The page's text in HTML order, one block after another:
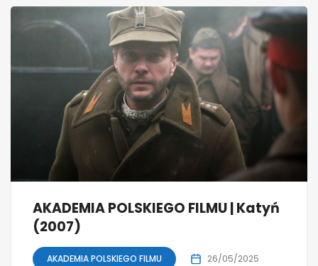
AKADEMIA POLSKIEGO FILMU | Katyń
(2007)
AKADEMIA POLSKIEGO FILMU 26/05/2025